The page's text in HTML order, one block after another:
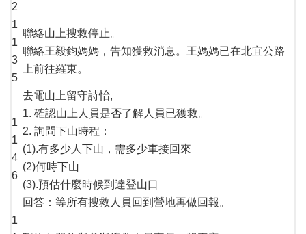
2
1
1
3
5
聯絡山上搜救停止。
聯絡王毅鈞媽媽，告知獲救消息。王媽媽已在北宜公路
上前往羅東。
1
1
4
6
去電山上留守詩怡,
1. 確認山上人員是否了解人員已獲救。
2. 詢問下山時程：
(1).有多少人下山，需多少車接回來
(2)何時下山
(3).預估什麼時候到達登山口
回答：等所有搜救人員回到營地再做回報。
1